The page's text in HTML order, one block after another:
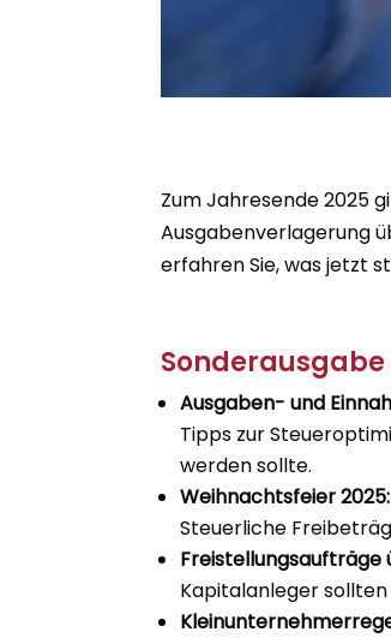
Zum Jahresende 2025
Ausgabenverlagerung
erfahren Sie, was jetzt
Ausgaben- und
Tipps zur
werden sollte.
Weihnachtsfeier 2025:
Steuerliche
Freistellungsaufträge
Kapitalanleger